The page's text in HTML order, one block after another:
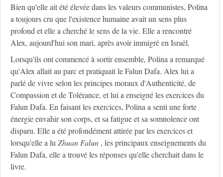
Bien qu'elle ait été élevée dans les valeurs communistes, Polina
a toujours cru que l'existence humaine avait un sens plus
profond et elle a cherché le sens de la vie. Elle a rencontré
Alex, aujourd'hui son mari, après avoir immigré en Israël.
Lorsqu'ils ont commencé à sortir ensemble, Polina a remarqué
qu'Alex allait au parc et pratiquait le Falun Dafa. Alex lui a
parlé de vivre selon les principes moraux d'Authenticité, de
Compassion et de Tolérance, et lui a enseigné les exercices du
Falun Dafa. En faisant les exercices, Polina a senti une forte
énergie envahir son corps, et sa fatigue et sa somnolence ont
disparu. Elle a été profondément attirée par les exercices et
lorsqu'elle a luZhuanFalun , les principaux enseignements du
Falun Dafa, elle a trouvé les réponses qu'elle cherchait dans le
livre.